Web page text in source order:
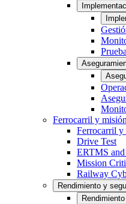
Ferrocarril y
Ferrocarril y
Drive Test
ERTMS
Mission
Railway
Rendimiento y